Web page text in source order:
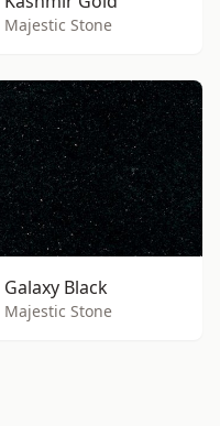
Majestic Stone
Galaxy Black
Majestic Stone